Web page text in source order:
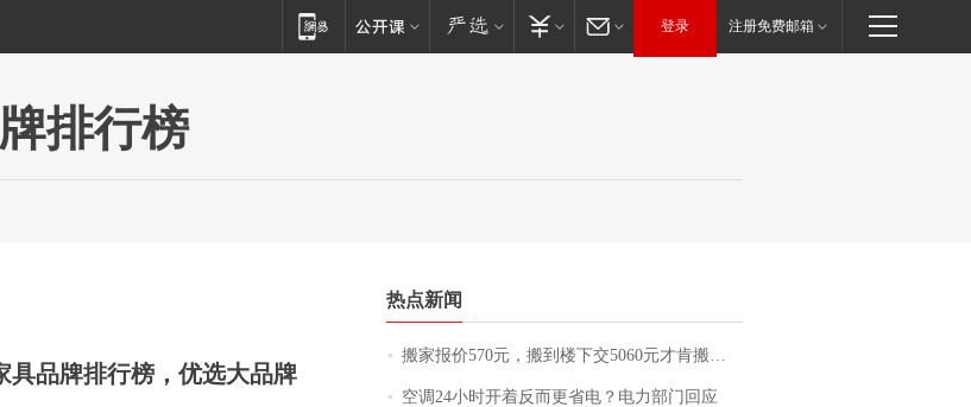
登录 注册免费邮箱
排行榜
具品牌排行榜，优选大品牌
热点新闻
搬家报价570元，搬到楼下交5060元才肯搬上楼！女子傻眼了……
空调24小时开着反而更省电？电力部门回应